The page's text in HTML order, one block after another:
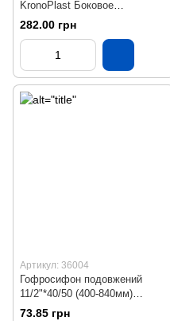
KronoPlast Боковое
подключение
282.00 грн
Артикул: 36004
Гофросифон подовжений
11/2"*40/50 (400-840мм)
SN14000054 Krono
73.85 грн